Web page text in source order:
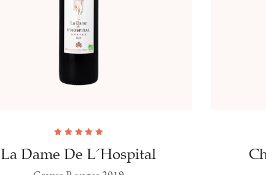
La Dame De L'Hospital
5.00 sur
5